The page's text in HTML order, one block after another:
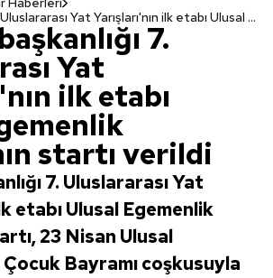
Cumhurbaşkanlığı 7. Uluslararası Yat Yarışları'nın ilk etabı Ulusal Egemenlik Kupası'nın startı verildi
7.
Yat
ilk etabı
startı verildi
7. Uluslararası Yat
etabı Ulusal Egemenlik
23 Nisan Ulusal
Bayramı coşkusuyla